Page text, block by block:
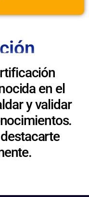
en el
y validar